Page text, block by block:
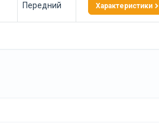
Передний Характеристики